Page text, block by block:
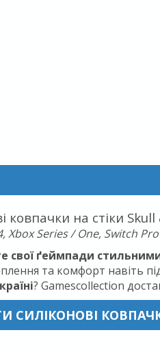
ковпачки на стіки
Xbox Series / One, Switch Pro
свої ґеймпади
та комфорт навіть
? Gamescollection
СИЛІКОНОВІ